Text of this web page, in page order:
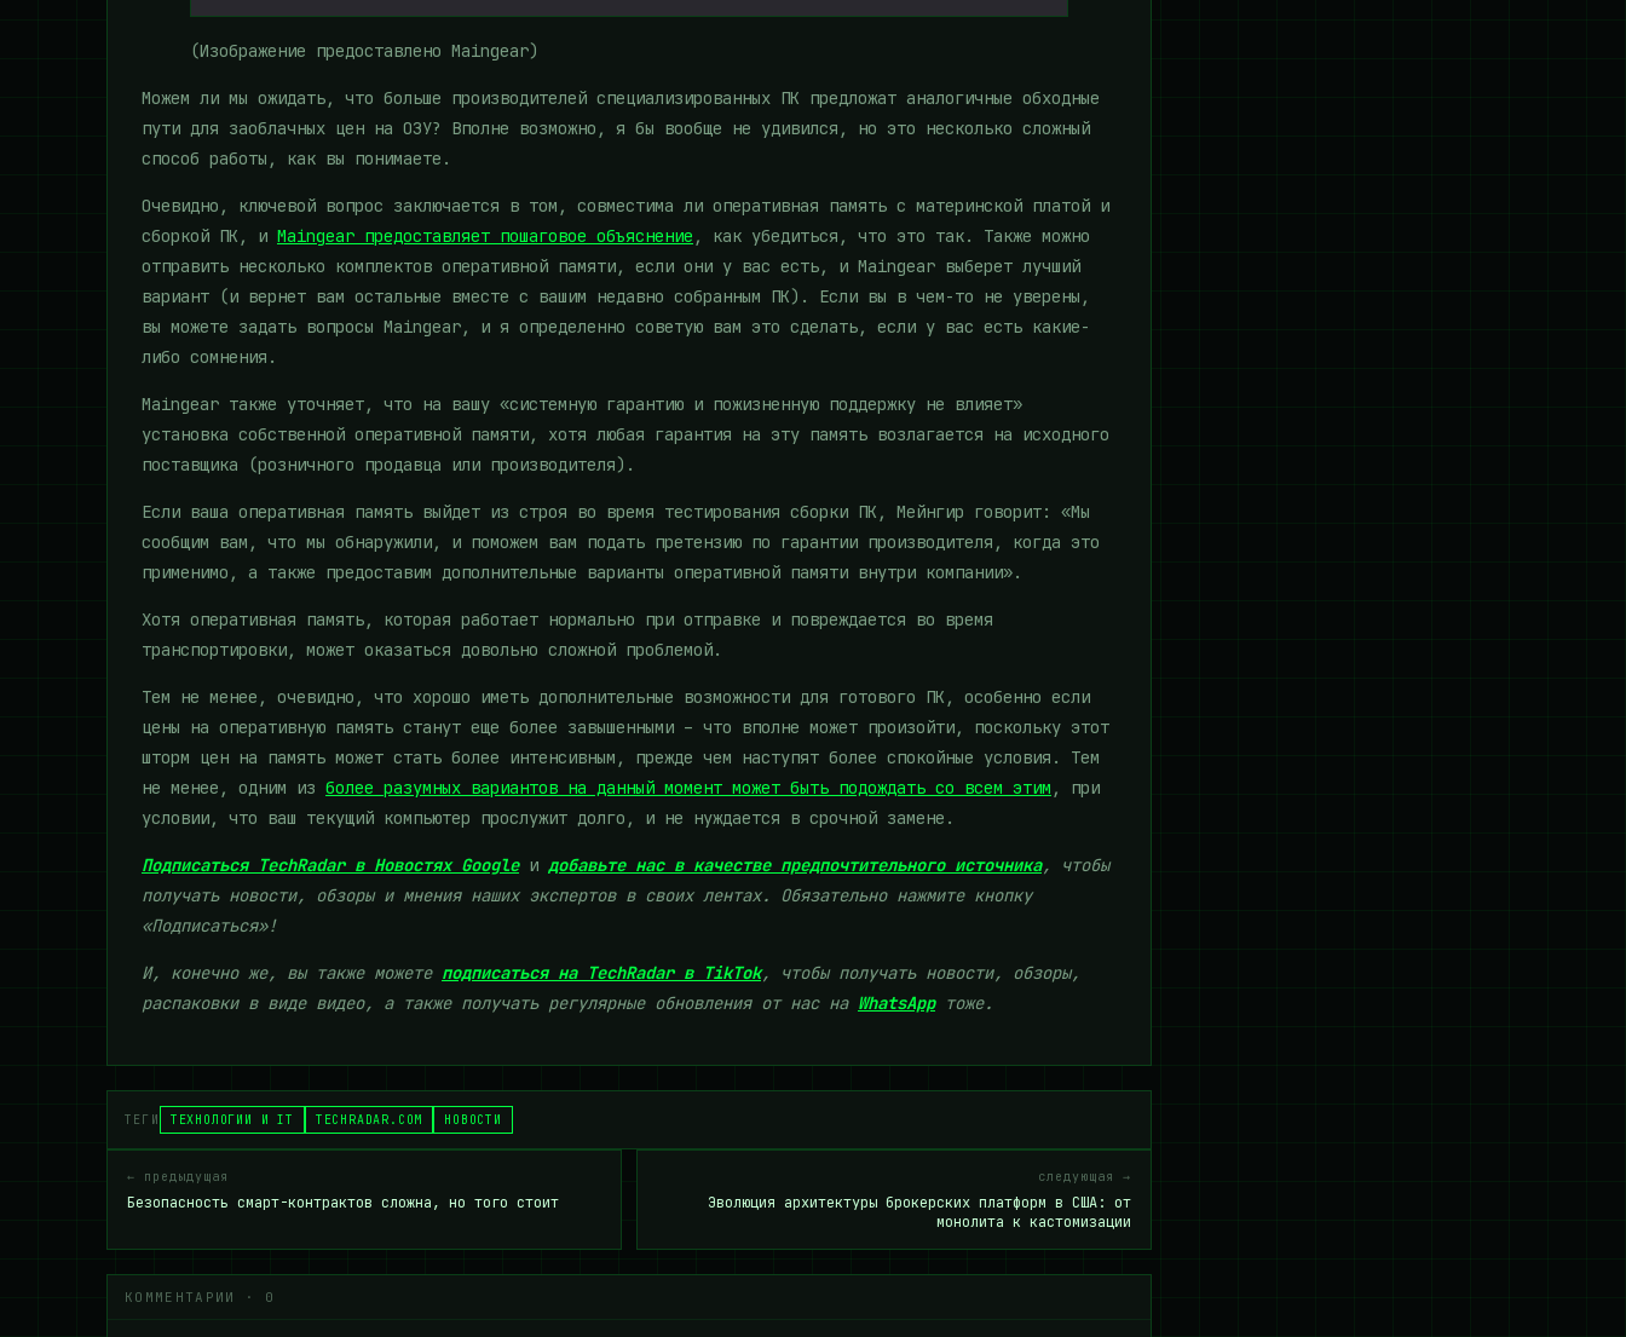
(Изображение предоставлено Maingear)
Можем ли мы ожидать, что больше производителей специализированных ПК предложат аналогичные обходные
пути для заоблачных цен на ОЗУ? Вполне возможно, я бы вообще не удивился, но это несколько сложный
способ работы, как вы понимаете.
Очевидно, ключевой вопрос заключается в том, совместима ли оперативная память с материнской платой и
сборкой ПК, и Maingear предоставляет пошаговое объяснение , как убедиться, что это так. Также можно
отправить несколько комплектов оперативной памяти, если они у вас есть, и Maingear выберет лучший
вариант (и вернет вам остальные вместе с вашим недавно собранным ПК). Если вы в чем-то не уверены,
вы можете задать вопросы Maingear, и я определенно советую вам это сделать, если у вас есть какие-
либо сомнения.
Maingear также уточняет, что на вашу «системную гарантию и пожизненную поддержку не влияет»
установка собственной оперативной памяти, хотя любая гарантия на эту память возлагается на исходного
поставщика (розничного продавца или производителя).
Если ваша оперативная память выйдет из строя во время тестирования сборки ПК, Мейнгир говорит: «Мы
сообщим вам, что мы обнаружили, и поможем вам подать претензию по гарантии производителя, когда это
применимо, а также предоставим дополнительные варианты оперативной памяти внутри компании».
Хотя оперативная память, которая работает нормально при отправке и повреждается во время
транспортировки, может оказаться довольно сложной проблемой.
Тем не менее, очевидно, что хорошо иметь дополнительные возможности для готового ПК, особенно если
цены на оперативную память станут еще более завышенными – что вполне может произойти, поскольку этот
шторм цен на память может стать более интенсивным, прежде чем наступят более спокойные условия. Тем
не менее, одним из более разумных вариантов на данный момент может быть подождать со всем этим , при
условии, что ваш текущий компьютер прослужит долго, и не нуждается в срочной замене.
Подписаться TechRadar в Новостях Googleи добавьте нас в качестве предпочтительного источника, чтобы
получать новости, обзоры и мнения наших экспертов в своих лентах. Обязательно нажмите кнопку
«Подписаться»!
И, конечно же, вы также можете подписаться на TechRadar в TikTok, чтобы получать новости, обзоры,
распаковки в виде видео, а также получать регулярные обновления от нас на WhatsAppтоже.
ТЕГИ ТЕХНОЛОГИИ И IT TECHRADAR.COM НОВОСТИ
← предыдущая
Безопасность смарт-контрактов сложна, но того стоит
следующая →
Эволюция архитектуры брокерских платформ в США: от
монолита к кастомизации
КОММЕНТАРИИ · 0